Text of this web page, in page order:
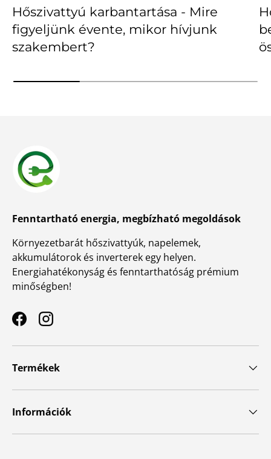
Hőszivattyú karbantartása - Mire
figyeljünk évente, mikor hívjunk
szakembert?
Fenntartható energia, megbízható megoldások
Környezetbarát hőszivattyúk, napelemek,
akkumulátorok és inverterek egy helyen.
Energiahatékonyság és fenntarthatóság prémium
minőségben!
FacebookInstagram
Termékek
Információk